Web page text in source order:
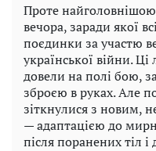
Проте
вечора, заради якої
поєдинки за участю
української війни.
довели на полі бою,
зброєю в руках. Але
зіткнулися з новим,
— адаптацією до
після поранених тіл і